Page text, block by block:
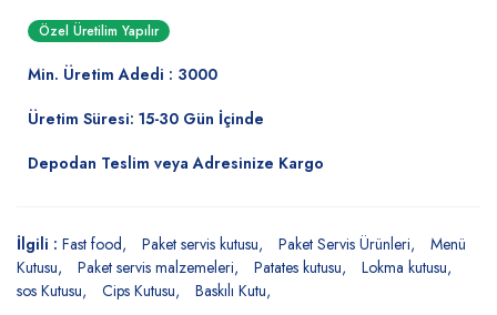
Özel Üretilim Yapılır
Min. Üretim Adedi : 3000
Üretim Süresi: 15-30 Gün İçinde
Depodan Teslim veya Adresinize Kargo
İlgili : Fast food Paket servis kutusu Paket Servis Ürünleri
Menü
Kutusu
Paket servis malzemeleri Patates kutusu
Lokma kutusu
sos Kutusu
Cips Kutusu Baskılı Kutu